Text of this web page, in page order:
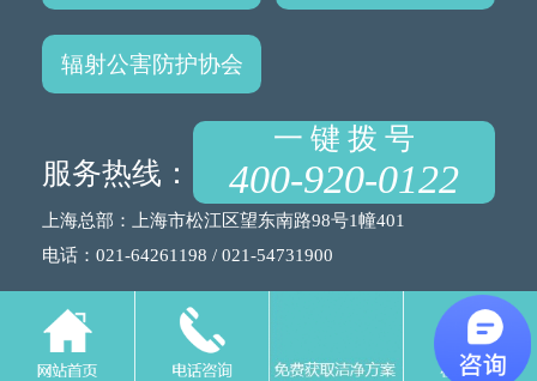
辐射公害防护协会
服务热线：
一 键 拨 号
400-920-0122
上海总部：上海市松江区望东南路98号1幢401
电话：021-64261198 / 021-54731900